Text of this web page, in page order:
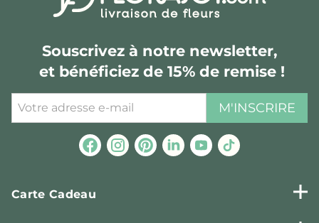
Souscrivez à notre newsletter,
et bénéficiez de 15% de remise !
M'INSCRIRE
Carte Cadeau